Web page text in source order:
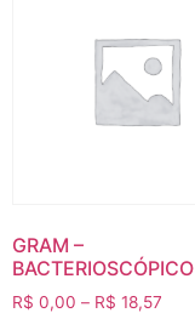
GRAM –
BACTERIOSCÓPICO
R$ 0,00 – R$ 18,57